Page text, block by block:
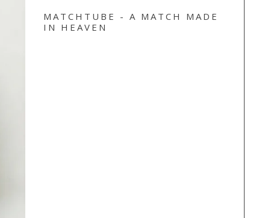
MATCHTUBE - A MATCH MADE
IN HEAVEN